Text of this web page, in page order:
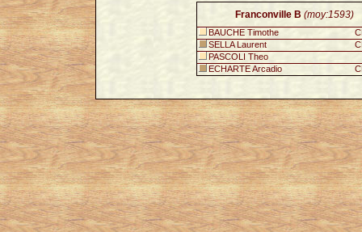
Franconville B (moy:1593)
BAUCHE Timothe
SELLA Laurent
PASCOLI Theo
ECHARTE Arcadio